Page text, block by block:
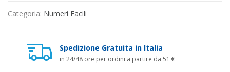
Categoria: Numeri Facili
Spedizione Gratuita in Italia
in 24/48 ore per ordini a partire da 51 €